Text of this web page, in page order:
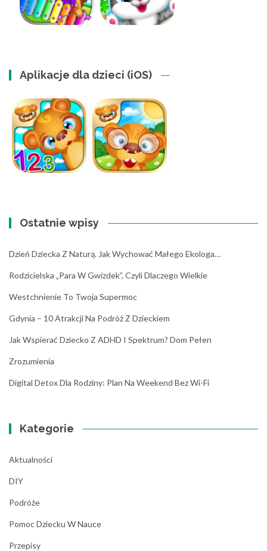
Aplikacje dla dzieci (iOS)
Ostatnie wpisy
Dzień Dziecka Z Naturą. Jak Wychować Małego Ekologa…
Rodzicielska „para W Gwizdek”, Czyli Dlaczego Wielkie
Westchnienie To Twoja Supermoc
Gdynia – 10 Atrakcji Na Podróż Z Dzieckiem
Jak Wspierać Dziecko Z ADHD I Spektrum? Dom Pełen
Zrozumienia
Digital Detox Dla Rodziny: Plan Na Weekend Bez Wi-Fi
Kategorie
Aktualności
DIY
Podróże
Pomoc Dziecku W Nauce
Przepisy